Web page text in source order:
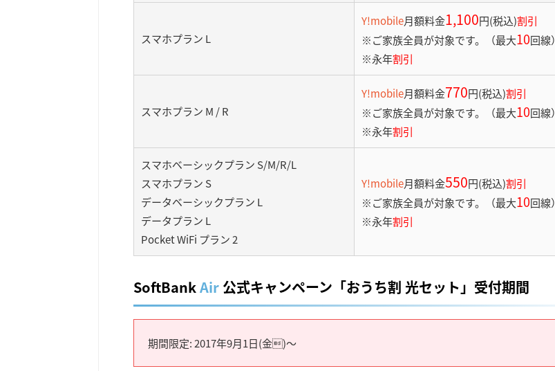
スマホプラン L
Y!mobile月額料金1,100円(税込)割引
※ご家族全員が対象です。（最大10回線）
※永年割引
スマホプラン M / R
Y!mobile月額料金770円(税込)割引
※ご家族全員が対象です。（最大10回線）
※永年割引
スマホベーシックプラン S/M/R/L
スマホプラン S
データベーシックプラン L
データプラン L
Pocket WiFi プラン 2
Y!mobile月額料金550円(税込)割引
※ご家族全員が対象です。（最大10回線）
※永年割引
SoftBankAir 公式キャンペーン「おうち割 光セット」 受付期間
期間限定: 2017年9月1日(金)～